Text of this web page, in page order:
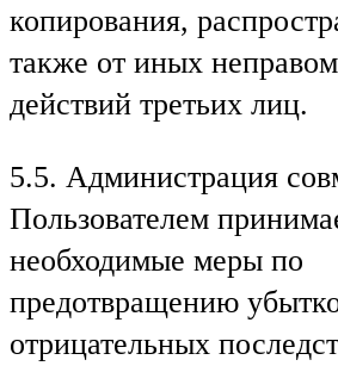
копирования,
также от иных
действий третьих лиц.
5.5. Администрация
Пользователем
необходимые меры по
предотвращению
отрицательных